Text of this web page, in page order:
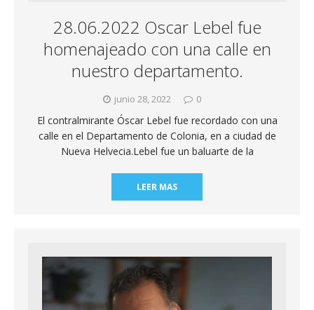
28.06.2022 Oscar Lebel fue
homenajeado con una calle en
nuestro departamento.
junio 28, 2022 0
El contralmirante Óscar Lebel fue recordado con una
calle en el Departamento de Colonia, en a ciudad de
Nueva Helvecia.Lebel fue un baluarte de la
LEER MAS